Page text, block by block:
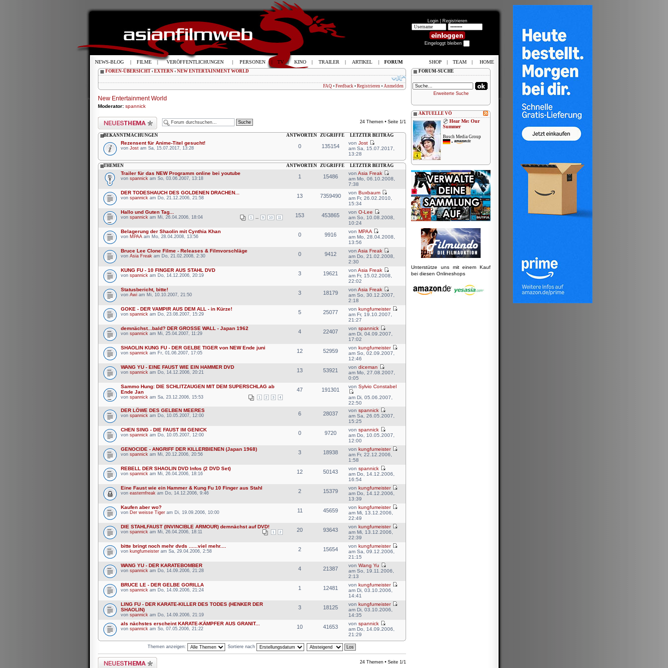
Login | Registrieren
Eingeloggt bleiben
FOREN-ÜBERSICHT ‹ EXTERN ‹ NEW ENTERTAINMENT WORLD
FAQ • Feedback • Registrieren • Anmelden
New Entertainment World
Moderator: spannick
Neues Thema erstellen 24 Themen • Seite 1 /1
BEKANNTMACHUNGEN ANTWORTEN ZUGRIFFE LETZTER BEITRAG
Rezensent für Anime-Titel gesucht!
von Jost am Sa, 15.07.2017, 13:28 0 135154
vonJost
am Sa, 15.07.2017,
13:28
THEMEN ANTWORTEN ZUGRIFFE LETZTER BEITRAG
Trailer für das NEW Programm online bei youtube
von spannick am So, 03.06.2007, 13:18 1 15486
vonAsia Freak
am Mo, 06.10.2008,
7:38
DER TODESHAUCH DES GOLDENEN DRACHEN...
von spannick am Do, 21.12.2006, 21:58 13 7359490
vonBuxbaum
am Fr, 26.02.2010,
15:34
Hallo und Guten Tag...
1 ... 9 10 11
von spannick am Mi, 26.04.2006, 18:04 153 453865
vonO-Lee
am So, 10.08.2008,
10:24
Belagerung der Shaolin mit Cynthia Khan
von MPAA am Mo, 28.04.2008, 13:56 0 9916
vonMPAA
am Mo, 28.04.2008,
13:56
Bruce Lee Clone Filme - Releases & Filmvorschläge
von Asia Freak am Do, 21.02.2008, 2:30 0 9412
vonAsia Freak
am Do, 21.02.2008,
2:30
KUNG FU - 10 FINGER AUS STAHL DVD
von spannick am Do, 14.12.2006, 20:19 3 19621
vonAsia Freak
am Fr, 15.02.2008,
22:02
Statusbericht, bitte!
von Awi am Mi, 10.10.2007, 21:50 3 18179
vonAsia Freak
am So, 30.12.2007,
2:18
GOKE - DER VAMPIR AUS DEM ALL - in Kürze!
von spannick am Do, 23.08.2007, 15:29 5 25077
vonkungfumeister
am Fr, 19.10.2007,
21:27
demnächst...bald? DER GROSSE WALL - Japan 1962
von spannick am Mi, 25.04.2007, 11:29 4 22407
vonspannick
am Di, 04.09.2007,
17:02
SHAOLIN KUNG FU - DER GELBE TIGER von NEW Ende juni
von spannick am Fr, 01.06.2007, 17:05 12 52959
vonkungfumeister
am So, 02.09.2007,
12:46
WANG YU - EINE FAUST WIE EIN HAMMER DVD
von spannick am Do, 14.12.2006, 20:21 13 53921
vondiceman
am Mo, 27.08.2007,
0:05
Sammo Hung: DIE SCHLITZAUGEN MIT DEM SUPERSCHLAG ab
Ende Jan
1 2 3 4
von spannick am Sa, 23.12.2006, 15:53
47 191301
vonSylvio Constabel
am Di, 05.06.2007,
22:50
DER LÖWE DES GELBEN MEERES
von spannick am Do, 10.05.2007, 12:00 6 28037
vonspannick
am Sa, 26.05.2007,
15:25
CHEN SING - DIE FAUST IM GENICK
von spannick am Do, 10.05.2007, 12:00 0 9720
vonspannick
am Do, 10.05.2007,
12:00
GENOCIDE - ANGRIFF DER KILLERBIENEN (Japan 1968)
von spannick am Mi, 20.12.2006, 20:56 3 18938
vonkungfumeister
am Fr, 22.12.2006,
1:58
REBELL DER SHAOLIN DVD Infos (2 DVD Set)
von spannick am Mi, 26.04.2006, 18:16 12 50143
vonspannick
am Do, 14.12.2006,
16:54
Eine Faust wie ein Hammer & Kung Fu 10 Finger aus Stahl
von easternfreak am Do, 14.12.2006, 9:46 2 15379
vonkungfumeister
am Do, 14.12.2006,
13:39
Kaufen aber wo?
von Der weisse Tiger am Di, 19.09.2006, 10:00 11 45659
vonkungfumeister
am Mi, 13.12.2006,
22:49
DIE STAHLFAUST (INVINCIBLE ARMOUR) demnächst auf DVD!
1 2
von spannick am Mi, 26.04.2006, 18:11 20 93643
vonkungfumeister
am Mi, 13.12.2006,
22:39
bitte bringt noch mehr dvds ......viel mehr....
von kungfumeister am Sa, 29.04.2006, 2:58 2 15654
vonkungfumeister
am Sa, 09.12.2006,
21:15
WANG YU - DER KARATEBOMBER
von spannick am Do, 14.09.2006, 21:28 4 21387
vonWang Yu
am So, 19.11.2006,
2:13
BRUCE LE - DER GELBE GORILLA
von spannick am Do, 14.09.2006, 21:24 1 12481
vonkungfumeister
am Di, 03.10.2006,
14:41
LING FU - DER KARATE-KILLER DES TODES (HENKER DER
SHAOLIN)
von spannick am Do, 14.09.2006, 21:19
3 18125
vonkungfumeister
am Di, 03.10.2006,
14:35
als nächstes erscheint KARATE-KÄMPFER AUS GRANIT...
von spannick am So, 07.05.2006, 21:22 10 41653
vonspannick
am Do, 14.09.2006,
21:29
Themen anzeigen: Sortiere nach
Neues Thema erstellen 24 Themen • Seite 1 /1
FORUM-SUCHE
Erweiterte Suche
AKTUELLE VÖ
Hear Me: Our
Summer
Busch Media Group
•
Unterstütze uns mit einem Kauf
bei diesen Onlineshops
NEWS-BLOG | FILME | VERÖFFENTLICHUNGEN | PERSONEN | TV | KINO | TRAILER | ARTIKEL | FORUM SHOP | TEAM | HOME